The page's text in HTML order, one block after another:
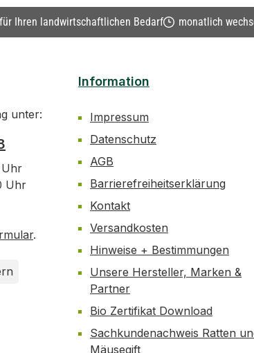
Ihren landwirtschaftlichen Bedarf monatlich
unter:
Uhr
Uhr
.
Information
Impressum
Datenschutz
AGB
Barrierefreiheitserklärung
Kontakt
Versandkosten
Hinweise + Bestimmungen
Unsere Hersteller, Marken &
Partner
Bio Zertifikat Download
Sachkundenachweis Ratten
Mäusegift